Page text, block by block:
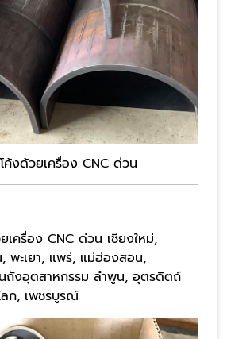
ค้งด้วยเครื่อง CNC ด่วน
เครื่อง CNC ด่วน เชียงใหม่,
, พะเยา, แพร่, แม่ฮ่องสอน,
ถังอุตสาหกรรม ลำพูน, อุตรดิตถ์
ก, เพชรบูรณ์